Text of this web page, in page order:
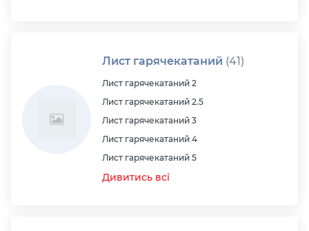
Лист гарячекатаний (41)
Лист гарячекатаний 2
Лист гарячекатаний 2.5
Лист гарячекатаний 3
Лист гарячекатаний 4
Лист гарячекатаний 5
Дивитись всі